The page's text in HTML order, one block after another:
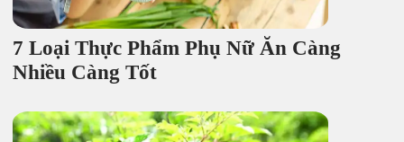
7 Loại Thực Phẩm Phụ Nữ Ăn Càng
Nhiều Càng Tốt